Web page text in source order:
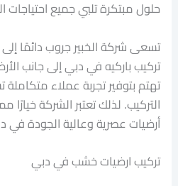
حلول مبتكرة تلبي جميع احتياجات
تسعى شركة الخبير جروب دائمًا
تركيب باركيه في دبي إلى جانب
تهتم بتوفير تجربة عملاء
التركيب. لذلك تعتبر الشركة
أرضيات عصرية وعالية الجودة في
تركيب ارضيات خشب في دبي